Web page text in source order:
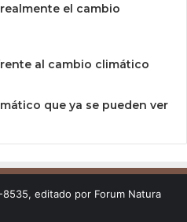
el cambio
al cambio climático
que ya se pueden ver
editado por Forum Natura